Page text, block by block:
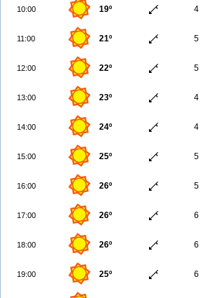
10:00 19º 4
11:00 21º 5
12:00 22º 5
13:00 23º 4
14:00 24º 4
15:00 25º 5
16:00 26º 5
17:00 26º 6
18:00 26º 6
19:00 25º 6